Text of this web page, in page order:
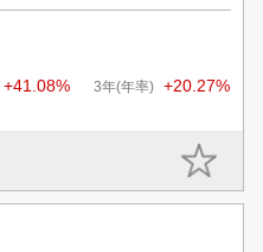
+41.08% 3年(年率) +20.27%